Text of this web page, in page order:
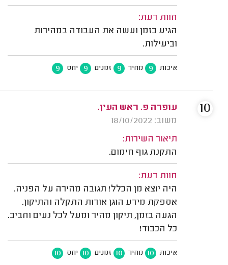
חוות דעת:
הגיע בזמן ועשה את העבודה במהירות
וביעילות.
איכות 9 מחיר 9 זמנים 9 יחס 9
עופרה פ. ראש העין.
משוב: 18/10/2022
תיאור השירות:
התקנת גוף חימום.
חוות דעת:
היה יוצא מן הכלל! תגובה מהירה על הפניה.
אספקת מידע הוגן אודות התקלה והתיקון.
הגעה בזמן, תיקון מהיר ומעל לכל נעים וחביב.
כל הכבוד!
איכות 10 מחיר 10 זמנים 10 יחס 10
10